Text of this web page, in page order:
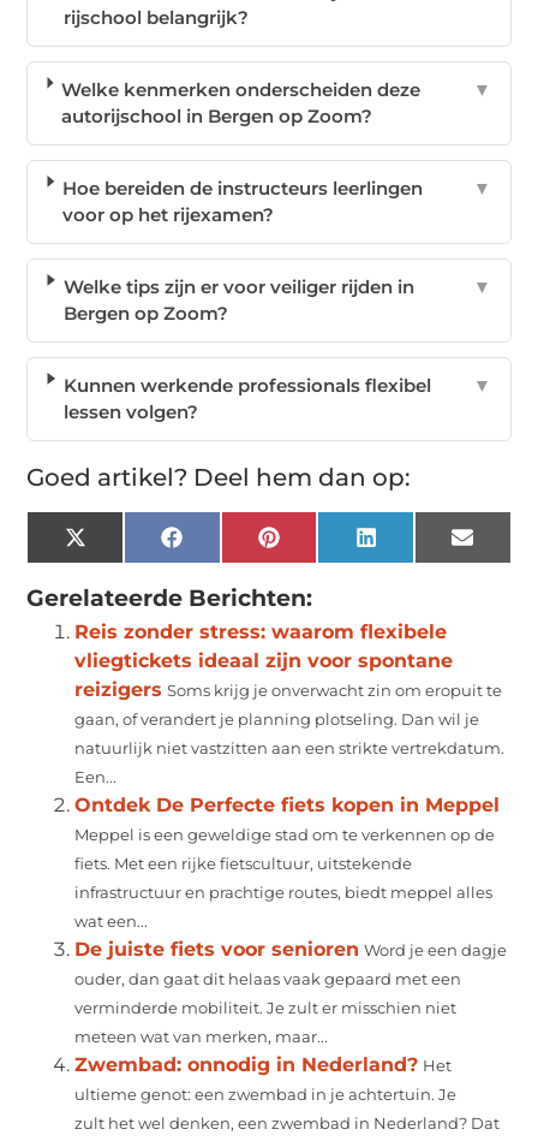
rijschool belangrijk?
Welke kenmerken onderscheiden deze
autorijschool in Bergen op Zoom?
▼
Hoe bereiden de instructeurs leerlingen
voor op het rijexamen?
▼
Welke tips zijn er voor veiliger rijden in
Bergen op Zoom?
▼
Kunnen werkende professionals flexibel
lessen volgen?
▼
Goed artikel? Deel hem dan op:
X
(Twitter)
Facebook Pinterest LinkedIn Email
Gerelateerde Berichten:
Reis zonder stress: waarom flexibele
vliegtickets ideaal zijn voor spontane
reizigers Soms krijg je onverwacht zin om eropuit te
gaan, of verandert je planning plotseling. Dan wil je
natuurlijk niet vastzitten aan een strikte vertrekdatum.
Een...
Ontdek De Perfecte fiets kopen in Meppel
Meppel is een geweldige stad om te verkennen op de
fiets. Met een rijke fietscultuur, uitstekende
infrastructuur en prachtige routes, biedt meppel alles
wat een...
De juiste fiets voor senioren Word je een dagje
ouder, dan gaat dit helaas vaak gepaard met een
verminderde mobiliteit. Je zult er misschien niet
meteen wat van merken, maar...
Zwembad: onnodig in Nederland? Het
ultieme genot: een zwembad in je achtertuin. Je
zult het wel denken, een zwembad in Nederland? Dat